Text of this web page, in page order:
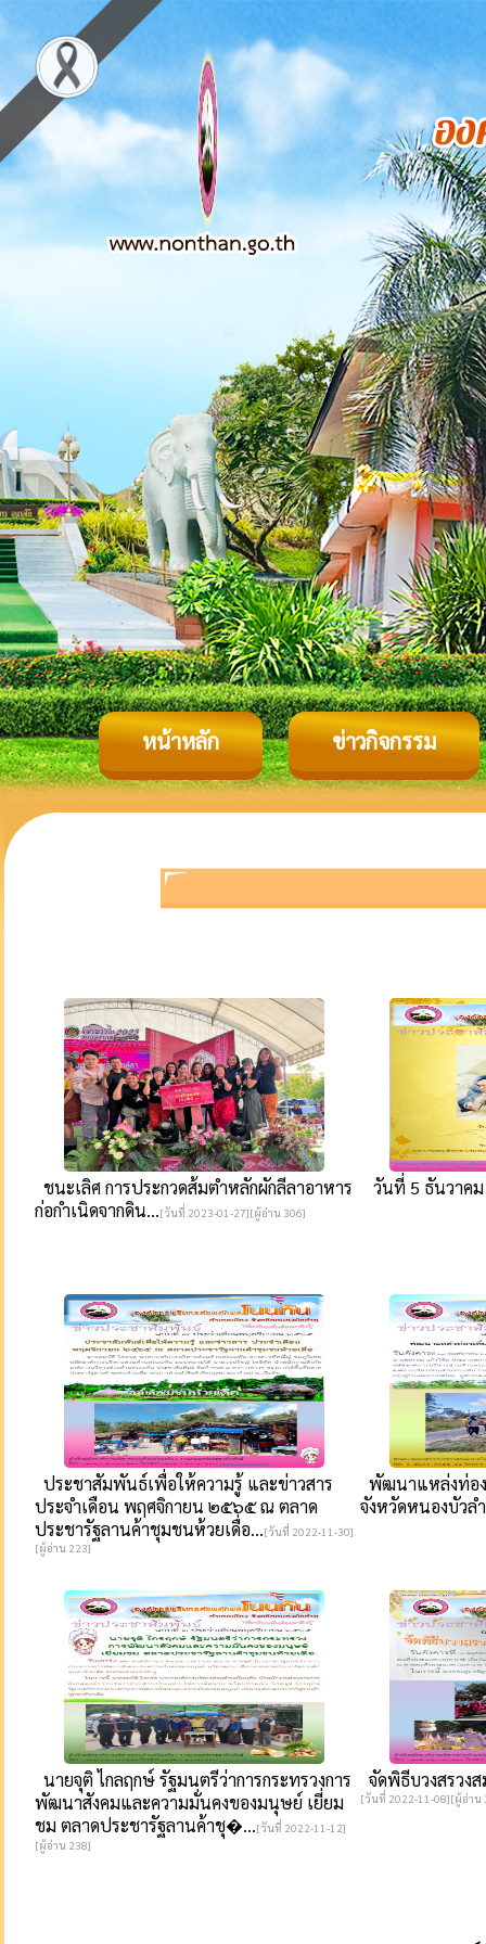
หน้าหลัก ข่าวกิจกรรม
ชนะเลิศ การประกวดส้มตำหลักผักลีลาอาหาร
ก่อกำเนิดจากดิน...[วันที่ 2023-01-27][ผู้อ่าน 306]
วันที่ 5 ธันวาค
ประชาสัมพันธ์เพื่อให้ความรู้ และข่าวสาร
ประจำเดือน พฤศจิกายน ๒๕๖๕ ณ ตลาด
ประชารัฐลานค้าชุมชนห้วยเดื่อ...[วันที่ 2022-11-30]
[ผู้อ่าน 223]
พัฒนาแหล่งท่อ
จังหวัดหนองบัวล
นายจุติ ไกลฤกษ์ รัฐมนตรีว่าการกระทรวงการ
พัฒนาสังคมและความมั่นคงของมนุษย์ เยี่ยม
ชม ตลาดประชารัฐลานค้าชุ�...[วันที่ 2022-11-12]
[ผู้อ่าน 238]
จัดพิธีบวงสรวง
[วันที่ 2022-11-08][ผู้อ่าน